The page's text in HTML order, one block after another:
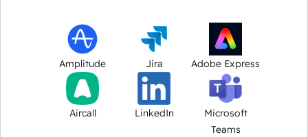
Amplitude Jira Adobe Express
Aircall LinkedIn
Microsoft
Teams